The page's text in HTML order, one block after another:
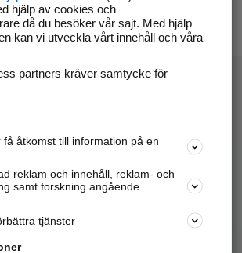
och platser.
adresser, företagsinfo mm.
Marknadsför företaget
hjälp av cookies och
då du besöker vår sajt. Med hjälp
kan vi utveckla vårt innehåll och våra
partners kräver samtycke för
få åtkomst till information på en
reklam och innehåll, reklam- och
samt forskning angående
tjänster